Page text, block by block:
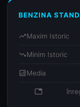
BENZINA
trending_upMaxim Istoric
trending_downMinim Istoric
analyticsMedia
database